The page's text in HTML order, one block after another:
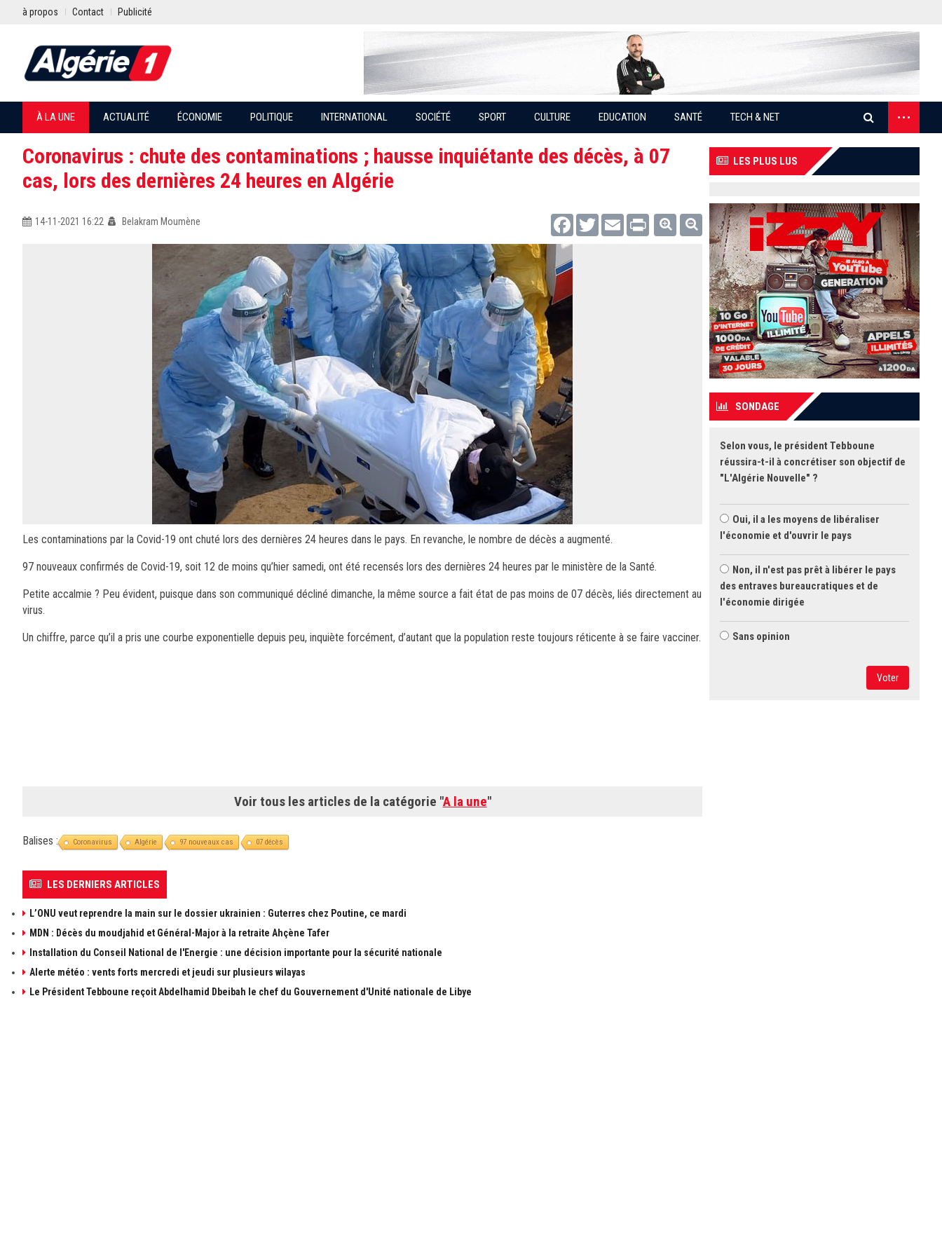
à propos Contact Publicité
À LA UNE ACTUALITÉ ÉCONOMIE POLITIQUE INTERNATIONAL SOCIÉTÉ SPORT CULTURE EDUCATION SANTÉ TECH & NET
...
Coronavirus : chute des contaminations ; hausse inquiétante des décès, à 07
cas, lors des dernières 24 heures en Algérie
14-11-2021 16:22 Belakram Moumène FacebookTwitter Email Print
Les contaminations par la Covid-19 ont chuté lors des dernières 24 heures dans le pays. En revanche, le nombre de décès a augmenté.
97 nouveaux confirmés de Covid-19, soit 12 de moins qu’hier samedi, ont été recensés lors des dernières 24 heures par le ministère de la Santé.
Petite accalmie ? Peu évident, puisque dans son communiqué décliné dimanche, la même source a fait état de pas moins de 07 décès, liés directement au
virus.
Un chiffre, parce qu’il a pris une courbe exponentielle depuis peu, inquiète forcément, d’autant que la population reste toujours réticente à se faire vacciner.
Voir tous les articles de la catégorie "A la une"
Balises : Coronavirus Algérie 97 nouveaux cas 07 décès
LES DERNIERS ARTICLES
L’ONU veut reprendre la main sur le dossier ukrainien : Guterres chez Poutine, ce mardi
MDN : Décès du moudjahid et Général-Major à la retraite Ahçène Tafer
Installation du Conseil National de l'Energie : une décision importante pour la sécurité nationale
Alerte météo : vents forts mercredi et jeudi sur plusieurs wilayas
Le Président Tebboune reçoit Abdelhamid Dbeibah le chef du Gouvernement d'Unité nationale de Libye
LES PLUS LUS
SONDAGE
Selon vous, le président Tebboune
réussira-t-il à concrétiser son objectif de
"L'Algérie Nouvelle" ?
Oui, il a les moyens de libéraliser
l'économie et d'ouvrir le pays
Non, il n'est pas prêt à libérer le pays
des entraves bureaucratiques et de
l'économie dirigée
Sans opinion
Voter